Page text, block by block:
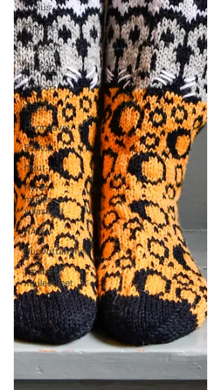
Sirkus
Pirskeet
Pitkikset
Kakkarat
Potpuri
Lupaus
Hurmaavat
Pätkis
Muut
Hyvän
mielen
villasukat
HAIKU
Huovuttaminen
Ilmaiset
neuleohjeet